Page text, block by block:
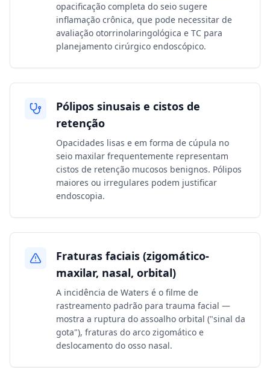
opacificação completa do seio sugere
inflamação crônica, que pode necessitar de
avaliação otorrinolaringológica e TC para
planejamento cirúrgico endoscópico.
Pólipos sinusais e cistos de
retenção
Opacidades lisas e em forma de cúpula no
seio maxilar frequentemente representam
cistos de retenção mucosos benignos. Pólipos
maiores ou irregulares podem justificar
endoscopia.
Fraturas faciais (zigomático-
maxilar, nasal, orbital)
A incidência de Waters é o filme de
rastreamento padrão para trauma facial —
mostra a ruptura do assoalho orbital ("sinal da
gota"), fraturas do arco zigomático e
deslocamento do osso nasal.